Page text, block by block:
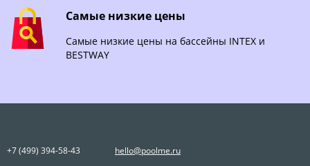
Самые низкие цены
Самые низкие цены на бассейны INTEX и
BESTWAY
+7 (499) 394-58-43 hello@poolme.ru